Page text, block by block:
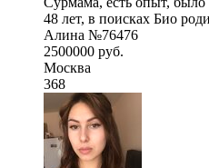
48 лет, в поисках Био
Алина №76476
2500000 руб.
Москва
368